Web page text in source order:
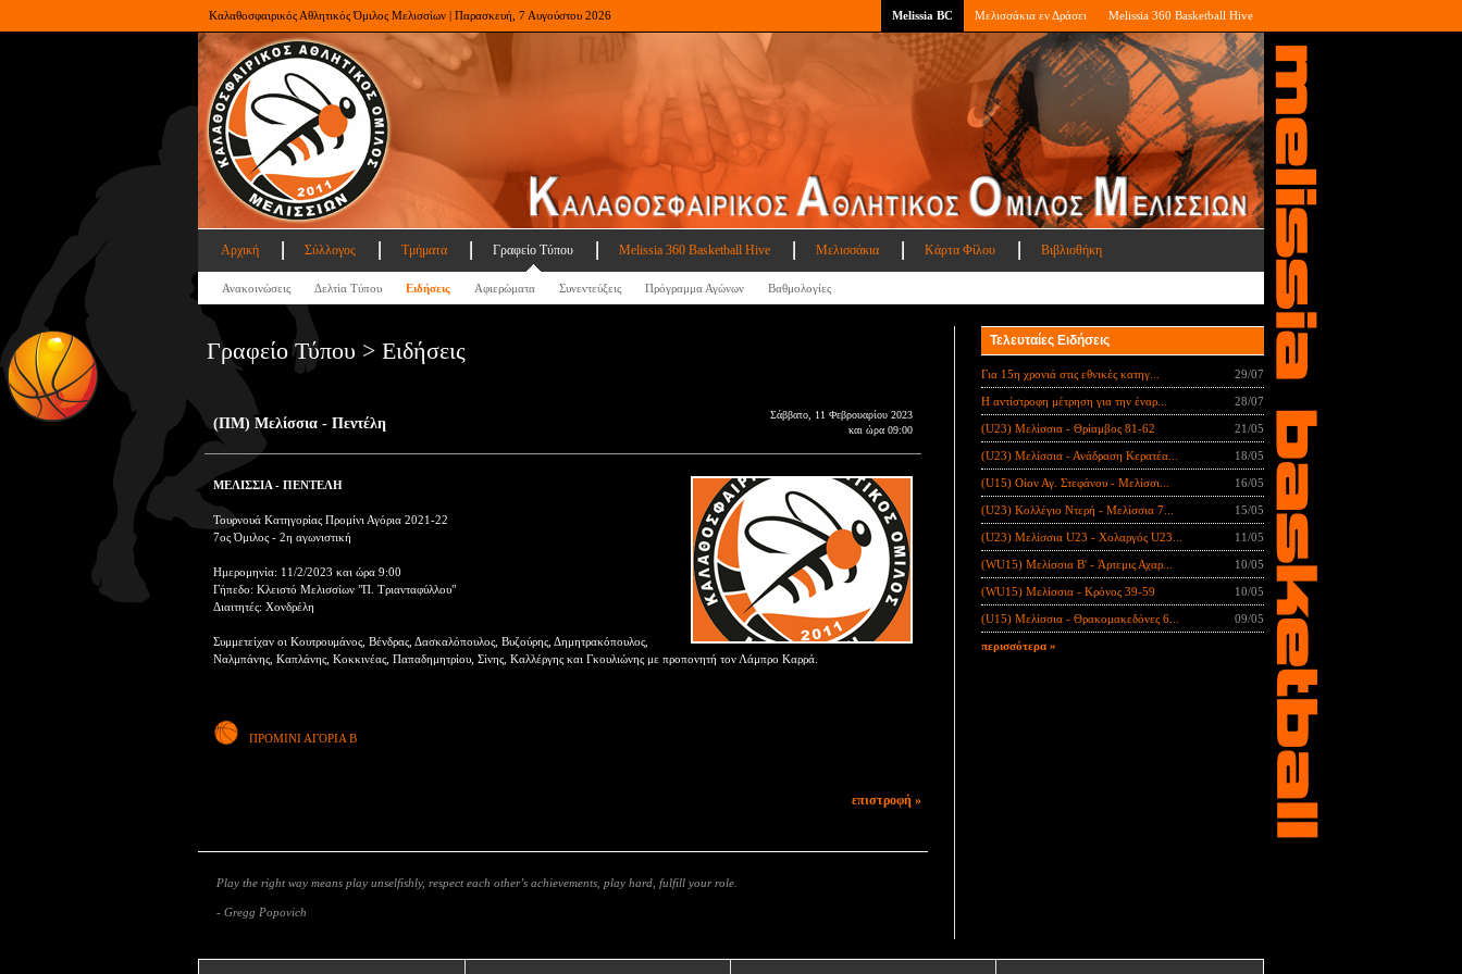
Καλαθοσφαιρικός Αθλητικός Όμιλος Μελισσίων | Παρασκευή, 7 Αυγούστου 2026 Melissia BC Μελισσάκια εν Δράσει Melissia 360 Basketball Hive
Αρχική Σύλλογος Τμήματα Γραφείο Τύπου Melissia 360 Basketball Hive Μελισσάκια Κάρτα Φίλου Βιβλιοθήκη
Ανακοινώσεις Δελτία Τύπου Ειδήσεις Αφιερώματα Συνεντεύξεις Πρόγραμμα Αγώνων Βαθμολογίες
Γραφείο Τύπου > Ειδήσεις
(ΠΜ) Μελίσσια - Πεντέλη
Σάββατο, 11 Φεβρουαρίου 2023
και ώρα 09:00
ΜΕΛΙΣΣΙΑ - ΠΕΝΤΕΛΗ
Τουρνουά Κατηγορίας Προμίνι Αγόρια 2021-22
7ος Όμιλος - 2η αγωνιστική
Ημερομηνία: 11/2/2023 και ώρα 9:00
Γήπεδο: Κλειστό Μελισσίων "Π. Τριανταφύλλου"
Διαιτητές: Χονδρέλη
Συμμετείχαν οι Κουτρουμάνος, Βένδρας, Δασκαλόπουλος, Βυζούρης, Δημητρακόπουλος,
Ναλμπάνης, Καπλάνης, Κοκκινέας, Παπαδημητρίου, Σίνης, Καλλέργης και Γκουλιώνης με προπονητή τον Λάμπρο Καρρά.
ΠΡΟΜΙΝΙ ΑΓΟΡΙΑ Β
επιστροφή »
Play the right way means play unselfishly, respect each other’s achievements, play hard, fulfill your role.
- Gregg Popovich
Τελευταίες Ειδήσεις
Για 15η χρονιά στις εθνικές κατηγ... 29/07
Η αντίστροφη μέτρηση για την έναρ... 28/07
(U23) Μελίσσια - Θρίαμβος 81-62 21/05
(U23) Μελίσσια - Ανάδραση Κερατέα... 18/05
(U15) Οίον Αγ. Στεφάνου - Μελίσσι... 16/05
(U23) Κολλέγιο Ντερή - Μελίσσια 7... 15/05
(U23) Μελίσσια U23 - Χολαργός U23... 11/05
(WU15) Μελίσσια B' - Άρτεμις Αχαρ... 10/05
(WU15) Μελίσσια - Κρόνος 39-59 10/05
(U15) Μελίσσια - Θρακομακεδόνες 6... 09/05
περισσότερα »